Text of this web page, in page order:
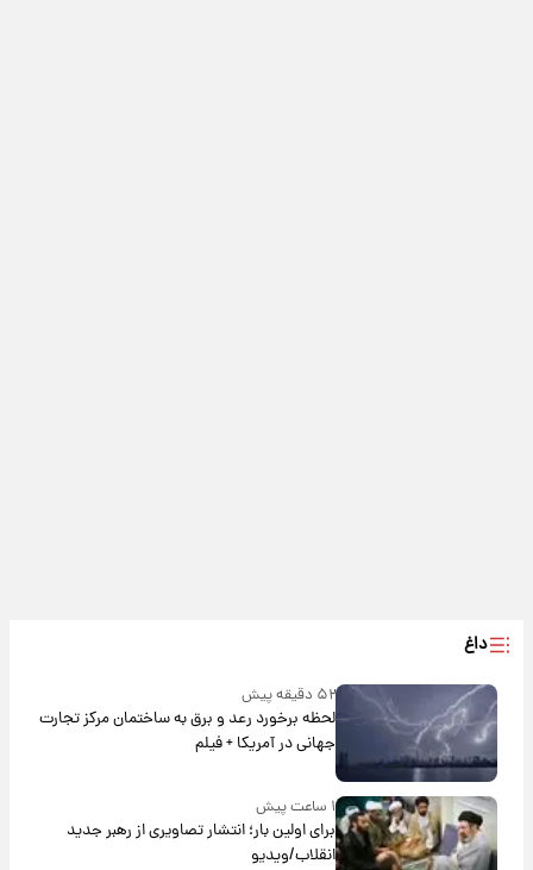
داغ
۵۲ دقیقه پیش
لحظه برخورد رعد و برق به ساختمان مرکز تجارت
جهانی در آمریکا + فیلم
۱ ساعت پیش
برای اولین بار؛ انتشار تصاویری از رهبر جدید
انقلاب/ویدیو